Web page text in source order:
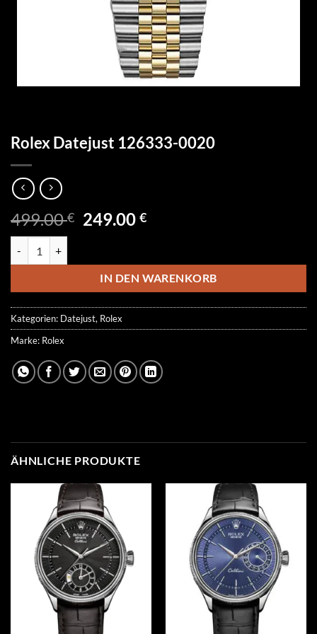
Rolex Datejust 126333-0020
499.00€ Ursprünglicher
499.00 €
249.00€Aktueller
249.00 €.
IN DEN WARENKORB
Kategorien: Datejust, Rolex
Marke: Rolex
ÄHNLICHE PRODUKTE